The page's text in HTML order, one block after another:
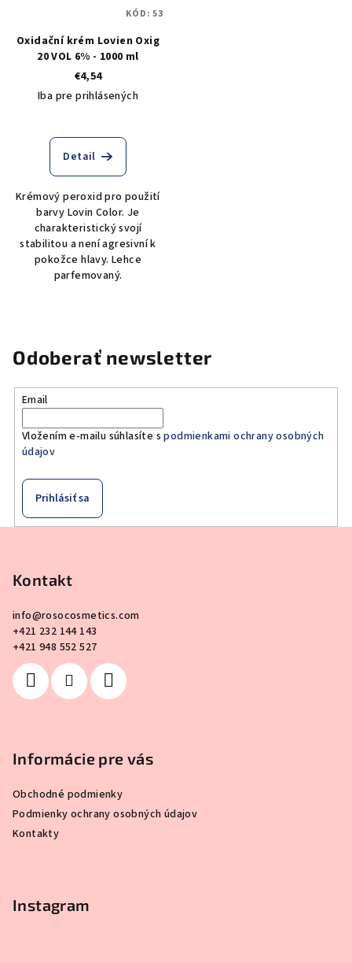
Oxidační krém Lovien Oxig
20 VOL 6% - 1000 ml
€4,54
Iba pre prihlásených
Detail
Krémový peroxid pro použití
barvy Lovin Color. Je
charakteristický svojí
stabilitou a není agresivní k
pokožce hlavy. Lehce
parfemovaný.
KÓD:53
Odoberať newsletter
Email
Vložením e-mailu súhlasíte spodmienkami ochrany osobných
údajov
Prihlásiť sa
Kontakt
info@rosocosmetics.com
+421 232 144 143
+421 948 552 527
Informácie pre vás
Obchodné podmienky
Podmienky ochrany osobných údajov
Kontakty
Instagram